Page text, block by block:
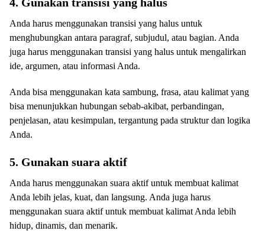
Anda harus menggunakan transisi yang halus untuk
menghubungkan antara paragraf, subjudul, atau bagian. Anda
juga harus menggunakan transisi yang halus untuk mengalirkan
ide, argumen, atau informasi Anda.
Anda bisa menggunakan kata sambung, frasa, atau kalimat yang
bisa menunjukkan hubungan sebab-akibat, perbandingan,
penjelasan, atau kesimpulan, tergantung pada struktur dan logika
Anda.
5. Gunakan suara aktif
Anda harus menggunakan suara aktif untuk membuat kalimat
Anda lebih jelas, kuat, dan langsung. Anda juga harus
menggunakan suara aktif untuk membuat kalimat Anda lebih
hidup, dinamis, dan menarik.